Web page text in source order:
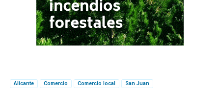
Alicante Comercio Comercio local San Juan